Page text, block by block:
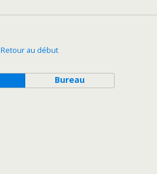
Retour au début
Bureau